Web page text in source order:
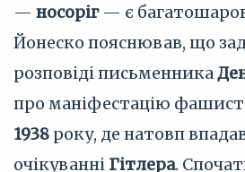
— носоріг— є
Йонеско пояснював, що
розповіді письменника
про маніфестацію
1938 року, де натовп
очікуванні Гітлера.